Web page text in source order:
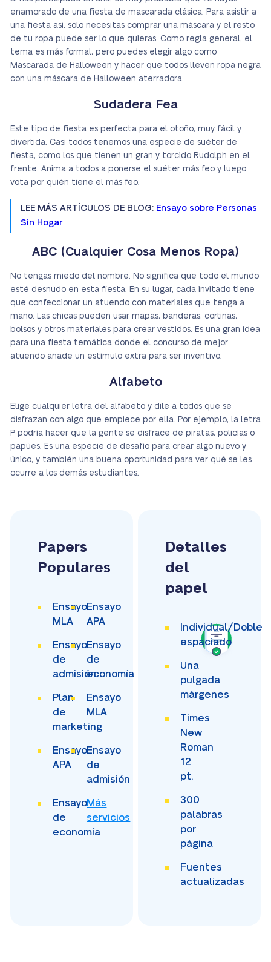
enamorado de una fiesta de mascarada clásica. Para asistir a
una fiesta así, solo necesitas comprar una máscara y el resto
de tu ropa puede ser lo que quieras. Como regla general, el
tema es más formal, pero puedes elegir algo como
Mascarada de Halloween y hacer que todos lleven ropa negra
con una máscara de Halloween aterradora.
Sudadera Fea
Este tipo de fiesta es perfecta para el otoño, muy fácil y
divertida. Casi todos tenemos una especie de suéter de
fiesta, como los que tienen un gran y torcido Rudolph en el
frente. Anima a todos a ponerse el suéter más feo y luego
vota por quién tiene el más feo.
LEE MÁS ARTÍCULOS DE BLOG: Ensayo sobre Personas
Sin Hogar
ABC (Cualquier Cosa Menos Ropa)
No tengas miedo del nombre. No significa que todo el mundo
esté desnudo en esta fiesta. En su lugar, cada invitado tiene
que confeccionar un atuendo con materiales que tenga a
mano. Las chicas pueden usar mapas, banderas, cortinas,
bolsos y otros materiales para crear vestidos. Es una gran idea
para una fiesta temática donde el concurso de mejor
atuendo añade un estímulo extra para ser inventivo.
Alfabeto
Elige cualquier letra del alfabeto y dile a todos que se
disfrazan con algo que empiece por ella. Por ejemplo, la letra
P podría hacer que la gente se disfrace de piratas, policías o
papúes. Es una especie de desafío para crear algo nuevo y
único, y también una buena oportunidad para ver qué se les
ocurre a los demás estudiantes.
Papers
Populares
Ensayo
MLA
Ensayo
APA
Ensayo
de
admisión
Ensayo
de
economía
Plan
de
marketing
Ensayo
MLA
Ensayo
APA
Ensayo
de
admisión
Ensayo
de
economía
Más
servicios
Detalles
del
papel
Individual/Doble
espaciado
Una
pulgada
márgenes
Times
New
Roman
12
pt.
300
palabras
por
página
Fuentes
actualizadas